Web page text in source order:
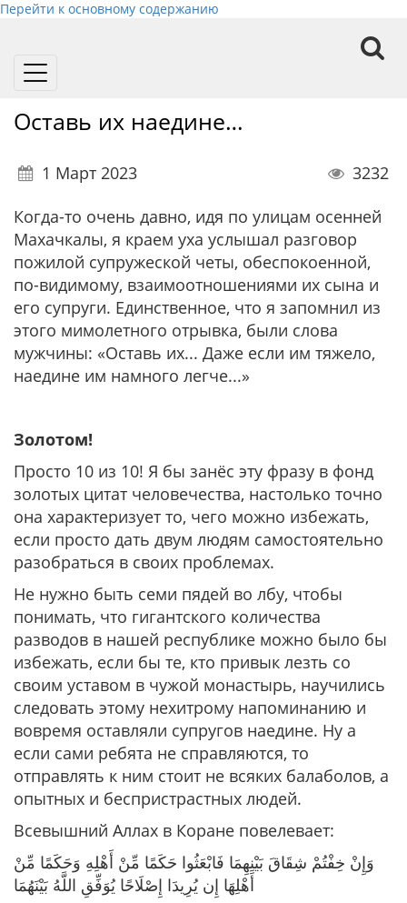
Перейти к основному содержанию
Toggle
Оставь их наедине…
1 Март 2023
3232
Когда-то очень давно, идя по улицам осенней
Махачкалы, я краем уха услышал разговор
пожилой супружеской четы, обеспокоенной,
по-видимому, взаимоотношениями их сына и
его супруги. Единственное, что я запомнил из
этого мимолетного отрывка, были слова
мужчины: «Оставь их... Даже если им тяжело,
наедине им намного легче...»
Золотом!
Просто 10 из 10! Я бы занёс эту фразу в фонд
золотых цитат человечества, настолько точно
она характеризует то, чего можно избежать,
если просто дать двум людям самостоятельно
разобраться в своих проблемах.
Не нужно быть семи пядей во лбу, чтобы
понимать, что гигантского количества
разводов в нашей республике можно было бы
избежать, если бы те, кто привык лезть со
своим уставом в чужой монастырь, научились
следовать этому нехитрому напоминанию и
вовремя оставляли супругов наедине. Ну а
если сами ребята не справляются, то
отправлять к ним стоит не всяких балаболов, а
опытных и беспристрастных людей.
Всевышний Аллах в Коране повелевает:
وَإِنْ خِفْتُمْ شِقَاقَ بَيْنِهِمَا فَابْعَثُوا حَكَمًا مِّنْ أَهْلِهِ وَحَكَمًا مِّنْ
أَهْلِهَا إِن يُرِيدَا إِصْلَاحًا يُوَفِّقِ اللَّهُ بَيْنَهُمَا